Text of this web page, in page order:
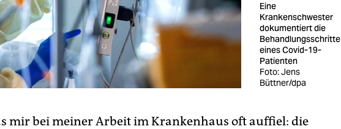
Eine
Krankenschwester
dokumentiert die
Behandlungsschritte
eines Covid-19-
Patienten
Foto: Jens
Büttner/dpa
mir bei meiner Arbeit im Krankenhaus oft auffiel: die